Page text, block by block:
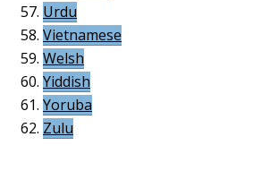
Urdu
Vietnamese
Welsh
Yiddish
Yoruba
Zulu